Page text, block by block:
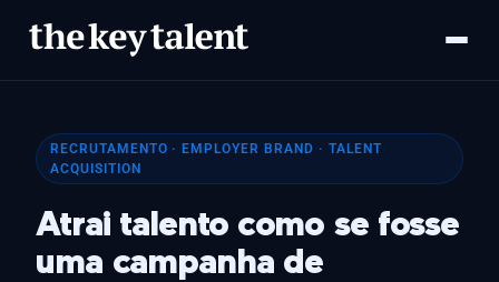
RECRUTAMENTO · EMPLOYER BRAND · TALENT
ACQUISITION
Atrai talento como se fosse
uma campanha de